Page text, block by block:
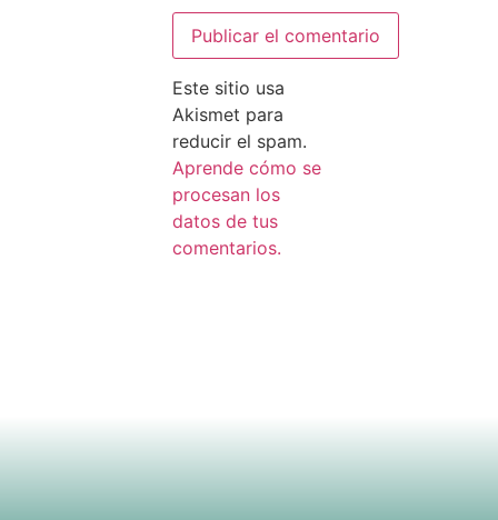
Este sitio usa
Akismet para
reducir el spam.
Aprende cómo se
procesan los
datos de tus
comentarios.